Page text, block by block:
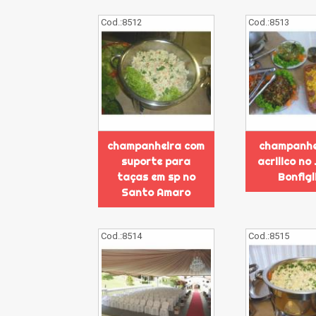
Cod.:8512
champanheira com
suporte para
taças em sp no
Santo Amaro
Cod.:8513
acrilico no
Cod.:8514 Cod.:8515